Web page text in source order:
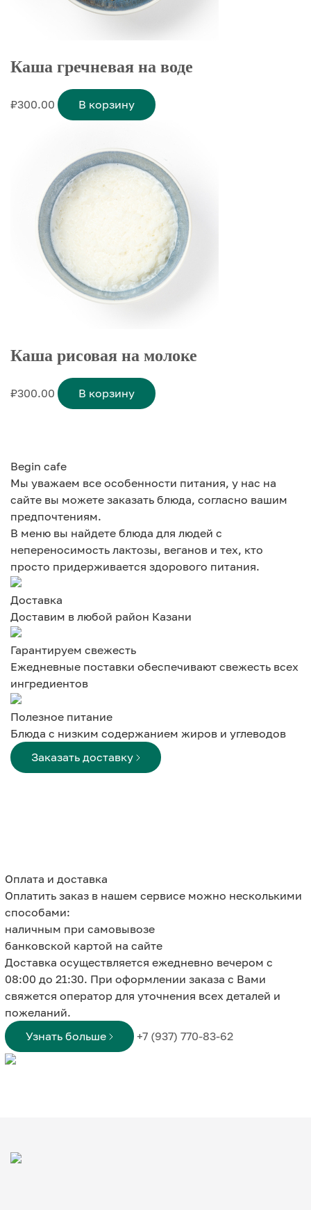
Каша гречневая на воде
₽300.00 В корзину
Каша рисовая на молоке
₽300.00 В корзину
Begin cafe
Мы уважаем все особенности питания, у нас на
сайте вы можете заказать блюда, согласно вашим
предпочтениям.
В меню вы найдете блюда для людей с
непереносимость лактозы, веганов и тех, кто
просто придерживается здорового питания.
Доставка
Доставим в любой район Казани
Гарантируем свежесть
Ежедневные поставки обеспечивают свежесть всех
ингредиентов
Полезное питание
Блюда с низким содержанием жиров и углеводов
Заказать доставку
Оплата и доставка
Оплатить заказ в нашем сервисе можно несколькими
способами:
наличным при самовывозе
банковской картой на сайте
Доставка осуществляется ежедневно вечером с
08:00 до 21:30. При оформлении заказа с Вами
свяжется оператор для уточнения всех деталей и
пожеланий.
Узнать больше
+7 (937) 770-83-62